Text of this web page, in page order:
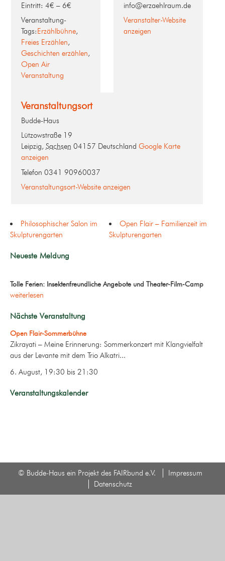
Eintritt: 4€ – 6€
Veranstaltung-
Tags:Erzählbühne,
Freies Erzählen,
Geschichten erzählen,
Open Air
Veranstaltung
Veranstaltungsort
Budde-Haus
Lützowstraße 19
Leipzig, Sachsen 04157 Deutschland Google Karte
anzeigen
Telefon 0341 90960037
Veranstaltungsort-Website anzeigen
info@erzaehlraum.de
Veranstalter-Website
anzeigen
Philosophischer Salon im
Skulpturengarten
Open Flair – Familienzeit im
Skulpturengarten
Neueste Meldung
Tolle Ferien: Insektenfreundliche Angebote und Theater-Film-Camp
weiterlesen
Nächste Veranstaltung
Open Flair-Sommerbühne
Zikrayati – Meine Erinnerung: Sommerkonzert mit Klangvielfalt
aus der Levante mit dem Trio Alkatri...
6. August, 19:30 bis 21:30
Veranstaltungskalender
© Budde-Haus ein Projekt des FAIRbund e.V.
Impressum
Datenschutz